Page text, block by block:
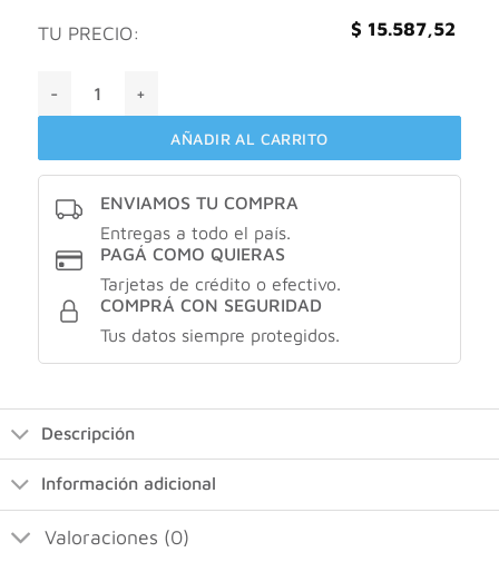
TU PRECIO: $ 15.587,52
AÑADIR AL CARRITO
ENVIAMOS TU COMPRA
Entregas a todo el país.
PAGÁ COMO QUIERAS
Tarjetas de crédito o efectivo.
COMPRÁ CON SEGURIDAD
Tus datos siempre protegidos.
Descripción
Información adicional
Valoraciones (0)